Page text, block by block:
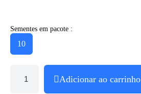
Sementes em pacote :
10
Adicionar ao carrinho